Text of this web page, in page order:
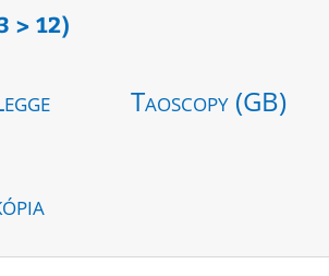
> 12)
Taoscopy (GB)